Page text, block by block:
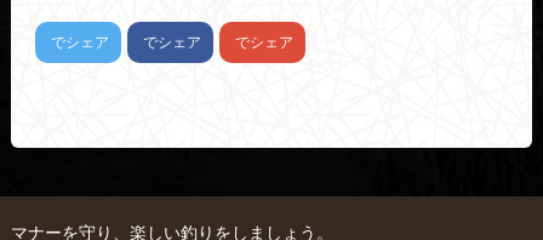
でシェア でシェア でシェア
マナーを守り、楽しい釣りをしましょう。